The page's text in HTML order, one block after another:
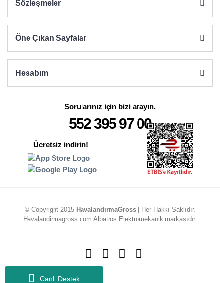
Canlı Destek
Sözleşmeler
Öne Çıkan Sayfalar
Hesabım
Sorularınız için bizi arayın.
552 395 97 00
Ücretsiz indirin!
© Copyright 2015 HavalandırmaGross | Her Hakkı Saklıdır.
Havalandirmagross.com Albatros Elektromekanik markasıdır.